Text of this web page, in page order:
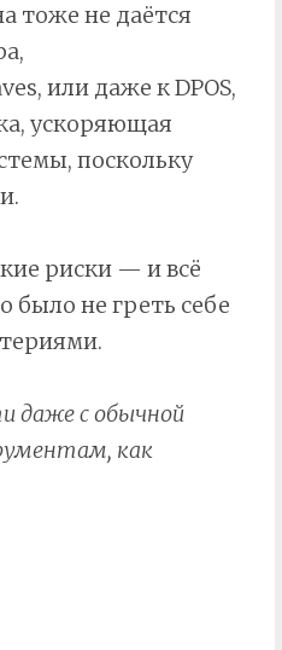
тоже не даётся
или даже к DPOS,
ускоряющая
поскольку
риски — и всё
было не греть себе
даже с обычной
как